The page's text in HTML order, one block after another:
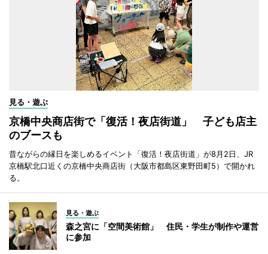
見る・遊ぶ
京橋中央商店街で「復活！夜店街道」 子ども店主
のブースも
昔ながらの縁日を楽しめるイベント「復活！夜店街道」が8月2日、JR
京橋駅北口近くの京橋中央商店街（大阪市都島区東野田町5）で開かれ
る。
見る・遊ぶ
森之宮に「空間美術館」 住民・学生が制作や運営
に参加